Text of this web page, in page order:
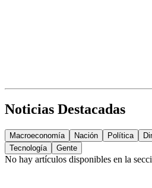
Noticias Destacadas
Macroeconomía Nación Política
Tecnología
Gente
No hay artículos disponibles en la